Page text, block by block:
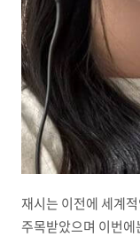
재시는 이전에 세계
주목받았으며 이번